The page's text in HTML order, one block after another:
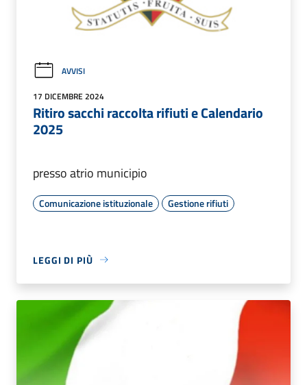
AVVISI
17 DICEMBRE 2024
Ritiro sacchi raccolta rifiuti e Calendario
2025
presso atrio municipio
Comunicazione istituzionale Gestione rifiuti
LEGGI DI PIÙ